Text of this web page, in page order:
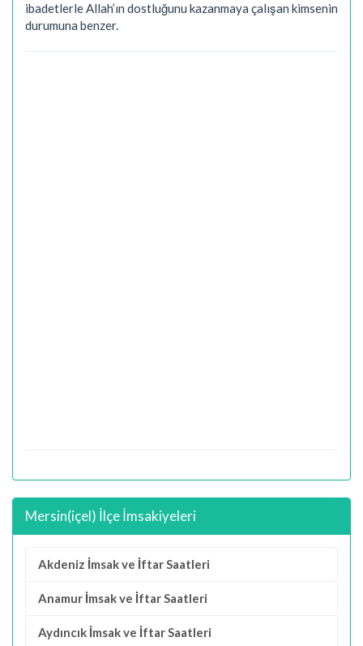
ibadetlerle Allah’ın dostluğunu kazanmaya çalışan kimsenin
durumuna benzer.
Mersin(içel) İlçe İmsakiyeleri
Akdeniz İmsak ve İftar Saatleri
Anamur İmsak ve İftar Saatleri
Aydıncık İmsak ve İftar Saatleri